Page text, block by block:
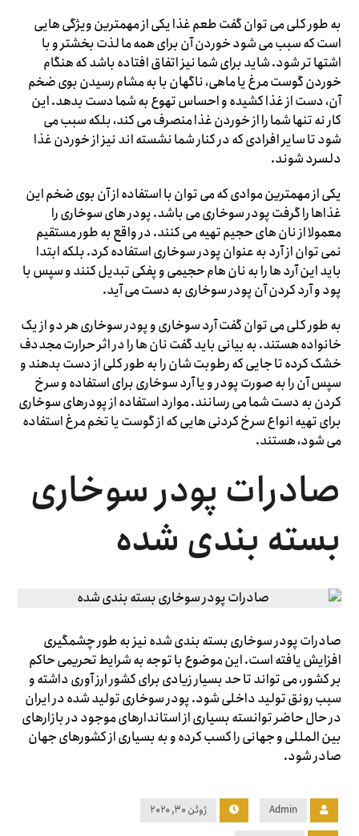
به طور کلی می توان گفت طعم غذا یکی از مهمترین ویژگی هایی
است که سبب می شود خوردن آن برای همه ما لذت بخشتر و با
اشتها تر شود. شاید برای شما نیز اتفاق افتاده باشد که هنگام
خوردن گوست مرغ یا ماهی، ناگهان با به مشام رسیدن بوی ضخم
آن، دست از غذا کشیده و احساس تهوع به شما دست بدهد. این
کار نه تنها شما را از خوردن غذا منصرف می کند، بلکه سبب می
شود تا سایر افرادی که در کنار شما نشسته اند نیز از خوردن غذا
دلسرد شوند.
یکی از مهمترین موادی که می توان با استفاده از آن بوی ضخم این
غذاها را گرفت پودر سوخاری می باشد. پودر های سوخاری را
معمولا از نان های حجیم تهیه می کنند. در واقع به طور مستقیم
نمی توان از آرد به عنوان پودر سوخاری استفاده کرد. بلکه ابتدا
باید این آرد ها را به نان هام حجیمی و پفکی تبدیل کنند و سپس با
پود و آرد کردن آن پودر سوخاری به دست می آید.
به طور کلی می توان گفت آرد سوخاری و پودر سوخاری هر دو از یک
خانواده هستند. به بیانی باید گفت نان ها را در اثر حرارت مجددف
خشک کرده تا جایی که رطوبت شان را به طور کلی از دست بدهند و
سپس آن را به صورت پودر و یا آرد سوخاری برای استفاده و سرخ
کردن به دست شما می رسانند. موارد استفاده از پودرهای سوخاری
برای تهیه انواع سرخ کردنی هایی که از گوست یا تخم مرغ استفاده
می شود، هستند.
صادرات پودر سوخاری
بسته بندی شده
صادرات پودر سوخاری بسته بندی شده نیز به طور چشمگیری
افزایش یافته است. این موضوع با توجه به شرایط تحریمی حاکم
بر کشور، می تواند تا حد بسیار زیادی برای کشور ارز آوری داشته و
سبب رونق تولید داخلی شود. پودر سوخاری تولید شده در ایران
در حال حاضر توانسته بسیاری از استاندارهای موجود در بازارهای
بین المللی و جهانی را کسب کرده و به بسیاری از کشورهای جهان
صادر شود.
Admin ژوئن ۳۰, ۲۰۲۰